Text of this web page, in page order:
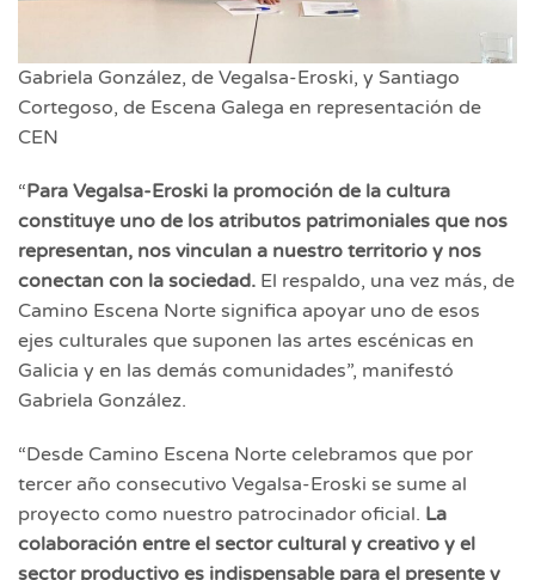
Gabriela González, de Vegalsa-Eroski, y Santiago
Cortegoso, de Escena Galega en representación de
CEN
“Para Vegalsa-Eroski la promoción de la cultura
constituye uno de los atributos patrimoniales que nos
representan, nos vinculan a nuestro territorio y nos
conectan con la sociedad. El respaldo, una vez más, de
Camino Escena Norte significa apoyar uno de esos
ejes culturales que suponen las artes escénicas en
Galicia y en las demás comunidades”, manifestó
Gabriela González.
“Desde Camino Escena Norte celebramos que por
tercer año consecutivo Vegalsa-Eroski se sume al
proyecto como nuestro patrocinador oficial. La
colaboración entre el sector cultural y creativo y el
sector productivo es indispensable para el presente y